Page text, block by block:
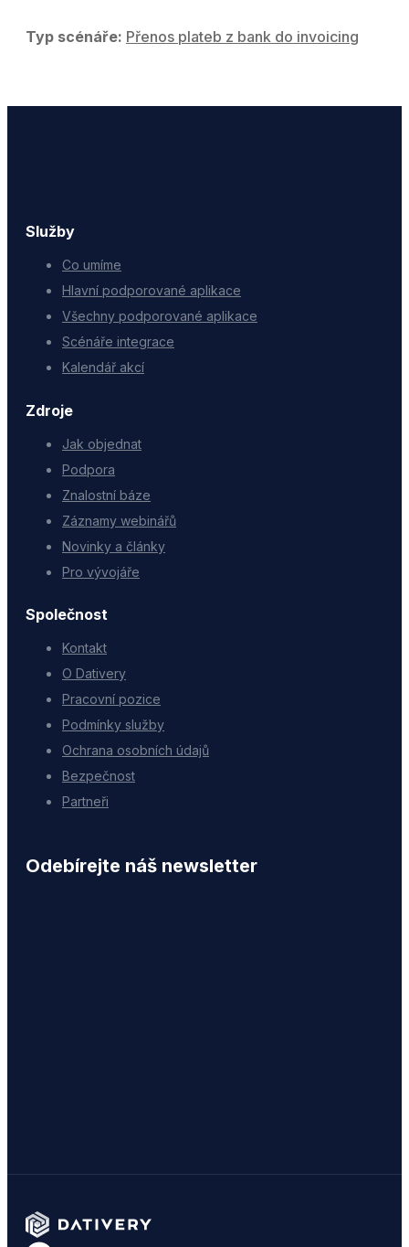
Typ scénáře: Přenos plateb z bank do invoicing
Služby
Co umíme
Hlavní podporované aplikace
Všechny podporované aplikace
Scénáře integrace
Kalendář akcí
Zdroje
Jak objednat
Podpora
Znalostní báze
Záznamy webinářů
Novinky a články
Pro vývojáře
Společnost
Kontakt
O Dativery
Pracovní pozice
Podmínky služby
Ochrana osobních údajů
Bezpečnost
Partneři
Odebírejte náš newsletter